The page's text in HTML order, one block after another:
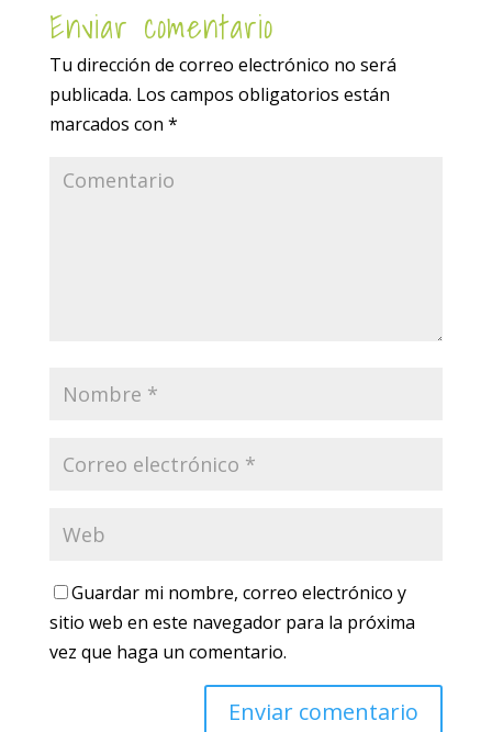
Enviar comentario
Tu dirección de correo electrónico no será
publicada. Los campos obligatorios están
marcados con *
Guardar mi nombre, correo electrónico y
sitio web en este navegador para la próxima
vez que haga un comentario.